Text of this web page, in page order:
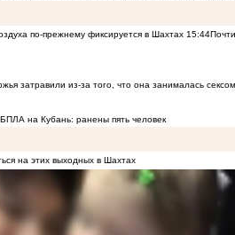
по-прежнему фиксируется в Шахтах 15:44
затравили из-за того, что она занималась
на Кубань: ранены пять человек
на этих выходных в Шахтах